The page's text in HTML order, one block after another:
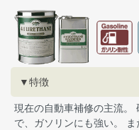
▼特徴
現在の自動車補修の主流。
で、ガソリンにも強い。